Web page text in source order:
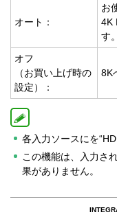
オート：
お
4K
す。
オフ
（お買い上げ時の
設定）：
8K
各入力ソースにを
この機能は、入力さ
果がありません。